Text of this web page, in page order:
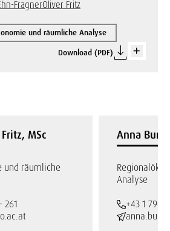
FragnerOliver Fritz
und räumliche Analyse
Download (PDF)
MSc
und räumliche
261
Anna
Analyse
+43 1 798